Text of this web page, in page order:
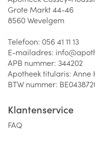
Grote Markt 44-46
8560Wevelgem
Telefoon: 056 41 11 13
E-mailadres: info@
APB nummer: 344202
Apotheek titularis: Anne
BTW nummer:
Klantenservice
FAQ